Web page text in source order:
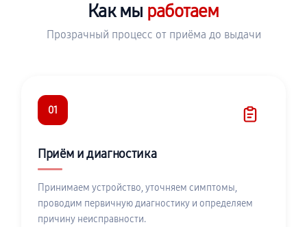
Как мы работаем
Прозрачный процесс от приёма до выдачи
01
Приём и диагностика
Принимаем устройство, уточняем симптомы,
проводим первичную диагностику и определяем
причину неисправности.